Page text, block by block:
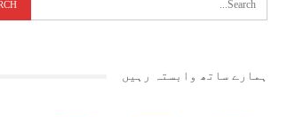
ہمارے ساتھ وابستہ رہیں